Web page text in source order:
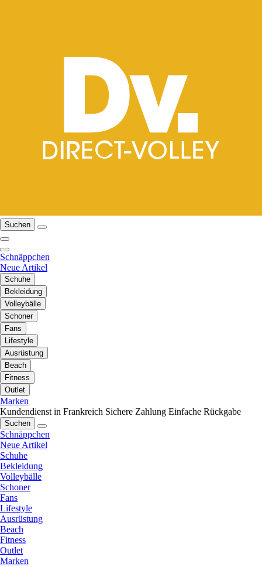
Suchen
Schnäppchen
Neue Artikel
Schuhe
Bekleidung
Volleybälle
Schoner
Fans
Lifestyle
Ausrüstung
Beach
Fitness
Outlet
Marken
Kundendienst in Frankreich Sichere Zahlung Einfache Rückgabe
Suchen
Schnäppchen
Neue Artikel
Schuhe
Bekleidung
Volleybälle
Schoner
Fans
Lifestyle
Ausrüstung
Beach
Fitness
Outlet
Marken